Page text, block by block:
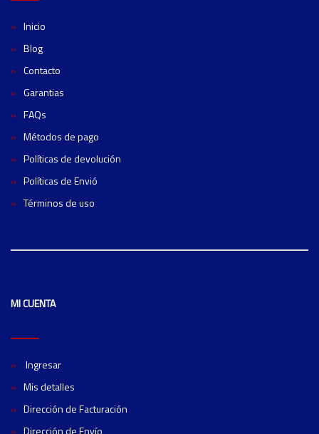
Inicio
Blog
Contacto
Garantias
FAQs
Métodos de pago
Políticas de devolución
Políticas de Envió
Términos de uso
MI CUENTA
Ingresar
Mis detalles
Dirección de Facturación
Dirección de Envío